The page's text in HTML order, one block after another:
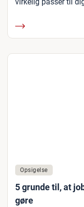
Opsigelse
5 grunde til, at
gøre